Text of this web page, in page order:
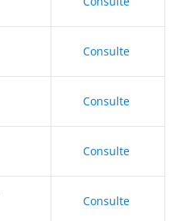
Consulte
Consulte
Consulte
Consulte